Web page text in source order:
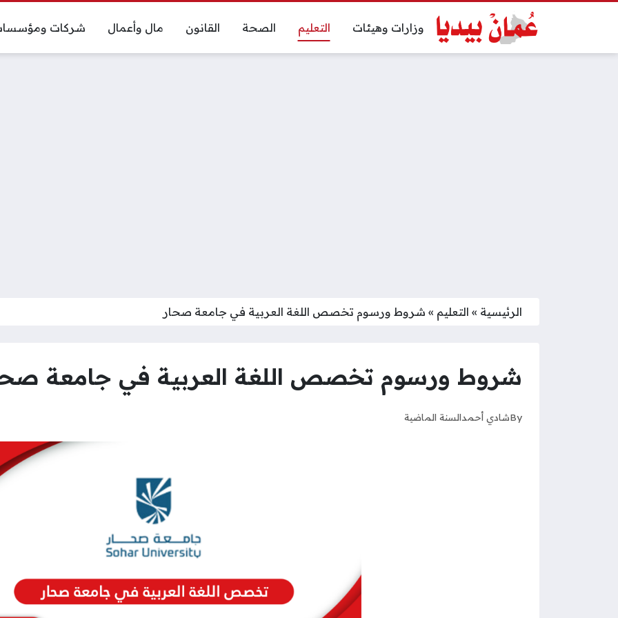
وزارات وهيئات التعليم الصحة القانون مال وأعمال شركات
الرئيسية » التعليم » شروط ورسوم تخصص اللغة العربية في جامعة صحار
شروط ورسوم تخصص اللغة العربية في جامعة
Byشادي أحمدالسنة الماضية